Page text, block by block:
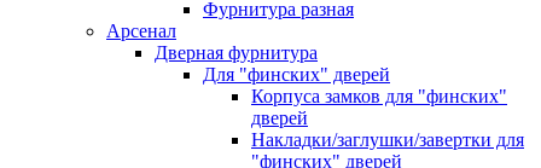
Фурнитура разная
Арсенал
Дверная фурнитура
Для "финских" дверей
Корпуса замков для "финских"
дверей
Накладки/заглушки/завертки для
"финских" дверей